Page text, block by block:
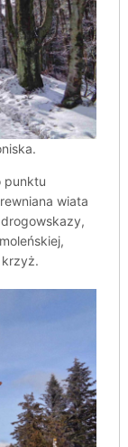
punktu
wiata